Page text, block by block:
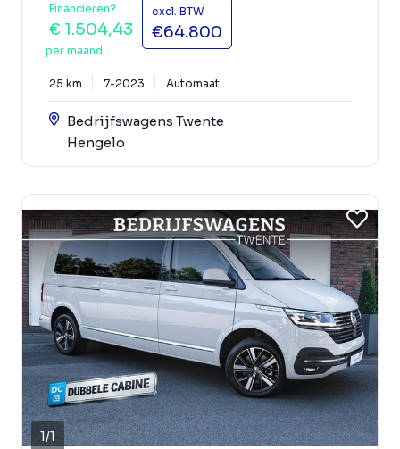
Financieren?
€ 1.504,43
per maand
excl. BTW
€64.800
25 km 7-2023 Automaat
Bedrijfswagens Twente
Hengelo
1/1